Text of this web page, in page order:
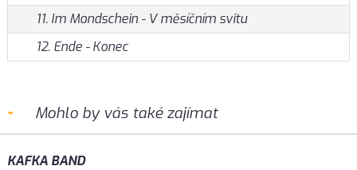
11. Im Mondschein - V měsíčním svitu
12. Ende - Konec
Mohlo by vás také zajímat
KAFKA BAND